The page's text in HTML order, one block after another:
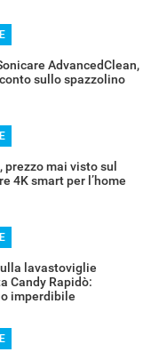
AdvancedClean,
sullo spazzolino
prezzo mai visto sul
4K smart per l’home
lavastoviglie
Candy Rapidò:
imperdibile